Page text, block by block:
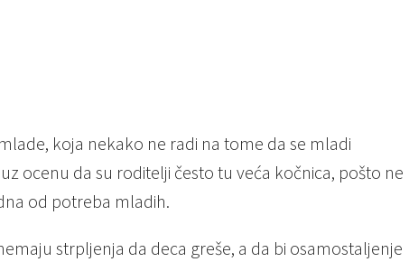
koja nekako ne radi na tome da se mladi
ocenu da su roditelji često tu veća kočnica, pošto ne
od potreba mladih.
strpljenja da deca greše, a da bi osamostaljenje